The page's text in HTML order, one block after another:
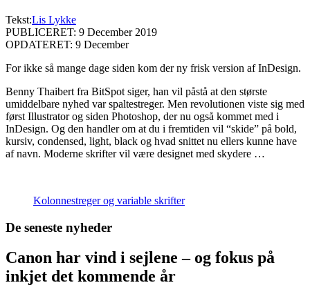
Tekst:Lis Lykke
PUBLICERET: 9 December 2019
OPDATERET: 9 December
For ikke så mange dage siden kom der ny frisk version af InDesign.
Benny Thaibert fra BitSpot siger, han vil påstå at den største
umiddelbare nyhed var spaltestreger. Men revolutionen viste sig med
først Illustrator og siden Photoshop, der nu også kommet med i
InDesign. Og den handler om at du i fremtiden vil “skide” på bold,
kursiv, condensed, light, black og hvad snittet nu ellers kunne have
af navn. Moderne skrifter vil være designet med skydere …
Kolonnestreger og variable skrifter
De seneste nyheder
Canon har vind i sejlene – og fokus på
inkjet det kommende år